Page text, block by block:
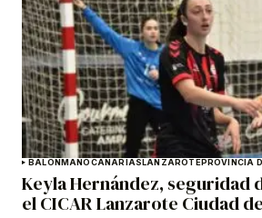
BALONMANOCANARIASLANZAROTEPROVINCIA
Keyla Hernández, seguridad
el CICAR Lanzarote Ciudad